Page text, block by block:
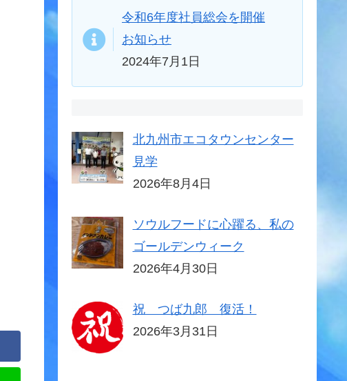
令和6年度社員総会を開催
お知らせ
2024年7月1日
北九州市エコタウンセンター
見学
2026年8月4日
ソウルフードに心躍る、私の
ゴールデンウィーク
2026年4月30日
祝 つば九郎 復活！
2026年3月31日